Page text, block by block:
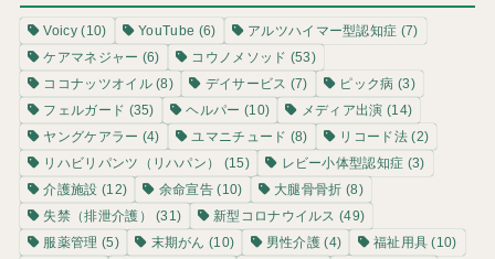
Voicy(10) YouTube (6) アルツハイマー型認知症 (7)
ケアマネジャー (6) コウノメソッド (53)
ココナッツオイル(8) デイサービス (7) ピック病 (3)
フェルガード (35) ヘルパー (10) メディア出演 (14)
ヤングケアラー (4) ユマニチュード (8) リコード法(2)
リハビリパンツ（リハパン）
(15) レビー小体型認知症 (3)
介護施設 (12) 余命宣告 (10) 大腿骨骨折 (8)
失禁（排泄介護）
(31) 新型コロナウイルス (49)
服薬管理 (5) 末期がん (10) 男性介護 (4) 福祉用具 (10)